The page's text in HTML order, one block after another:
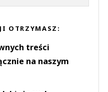
OTRZYMASZ:
treści
na naszym